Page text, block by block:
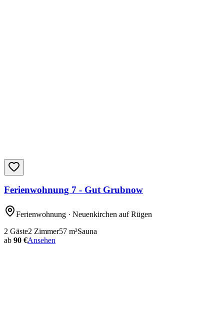
Ferienwohnung 7 - Gut Grubnow
Ferienwohnung · Neuenkirchen auf Rügen
2 Gäste2 Zimmer57 m²Sauna
ab 90 €Ansehen